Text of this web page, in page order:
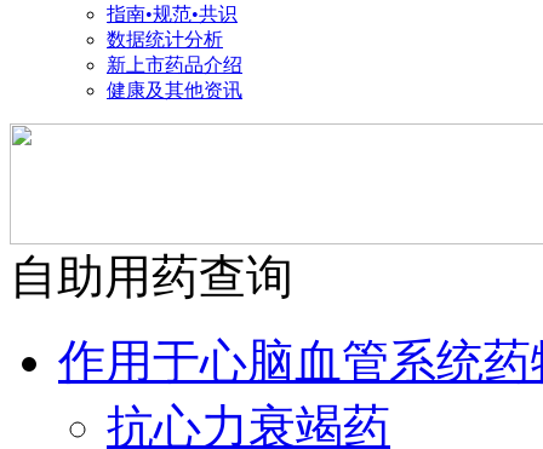
指南•规范•共识
数据统计分析
新上市药品介绍
健康及其他资讯
自助用药查询
作用于心脑血管系统药
抗心力衰竭药